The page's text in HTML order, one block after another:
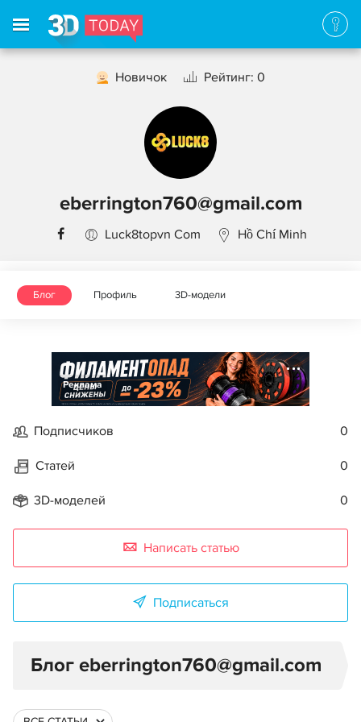
Новичок Рейтинг: 0
eberrington760@gmail.com
Luck8topvn Com Hồ Chí Minh
Блог Профиль 3D-модели
Реклама
Подписчиков 0
Статей 0
3D-моделей 0
Написать статью
Подписаться
Блог eberrington760@gmail.com